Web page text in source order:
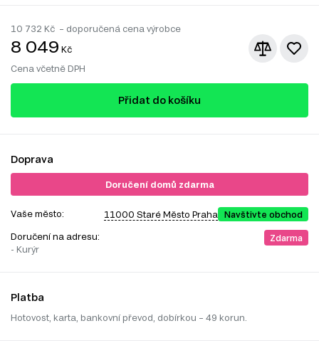
10 732 Kč – doporučená cena výrobce
8 049 Kč
Cena včetně DPH
Přidat do košíku
Doprava
Doručení domů zdarma
Vaše město: 11000 Staré Město Praha Navštivte obchod
Doručení na adresu:
- Kurýr
Zdarma
Platba
Hotovost, karta, bankovní převod, dobírkou – 49 korun.